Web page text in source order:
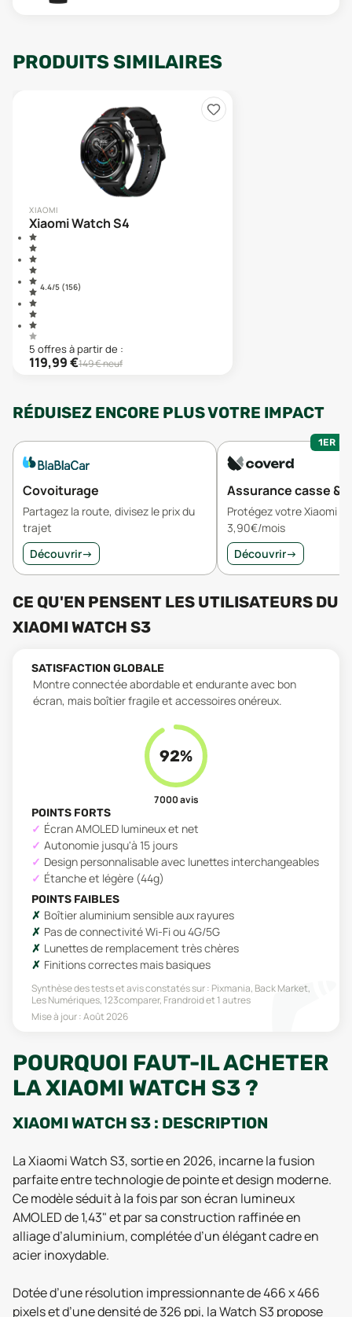
PRODUITS SIMILAIRES
XIAOMI
Xiaomi Watch S4
4.4/5 (156)
5 offresà partir de :
119,99€149€ neuf
RÉDUISEZ ENCORE PLUS VOTRE IMPACT
Covoiturage
Partagez la route, divisez le prix du
trajet
Découvrir→
1ER
Assurance casse &
Protégez votre Xiaomi
3,90€/mois
Découvrir→
CE QU'EN PENSENT LES UTILISATEURS DU
XIAOMI WATCH S3
SATISFACTION GLOBALE
Montre connectée abordable et endurante avec bon
écran, mais boîtier fragile et accessoires onéreux.
92%
7 000avis
POINTS FORTS
Écran AMOLED lumineux et net
Autonomie jusqu'à 15 jours
Design personnalisable avec lunettes interchangeables
Étanche et légère (44g)
POINTS FAIBLES
Boîtier aluminium sensible aux rayures
Pas de connectivité Wi-Fi ou 4G/5G
Lunettes de remplacement très chères
Finitions correctes mais basiques
Synthèse des tests et avis constatés sur : Pixmania, Back Market,
Les Numériques, 123comparer, Frandroidet 1 autres
Mise à jour :Août 2026
POURQUOI FAUT-IL ACHETER
LA XIAOMI WATCH S3 ?
XIAOMI WATCH S3 : DESCRIPTION
La Xiaomi Watch S3, sortie en 2026, incarne la fusion
parfaite entre technologie de pointe et design moderne.
Ce modèle séduit à la fois par son écran lumineux
AMOLED de 1,43" et par sa construction raffinée en
alliage d’aluminium, complétée d’un élégant cadre en
acier inoxydable.
Dotée d’une résolution impressionnante de 466 x 466
pixels et d’une densité de 326 ppi, la Watch S3 propose